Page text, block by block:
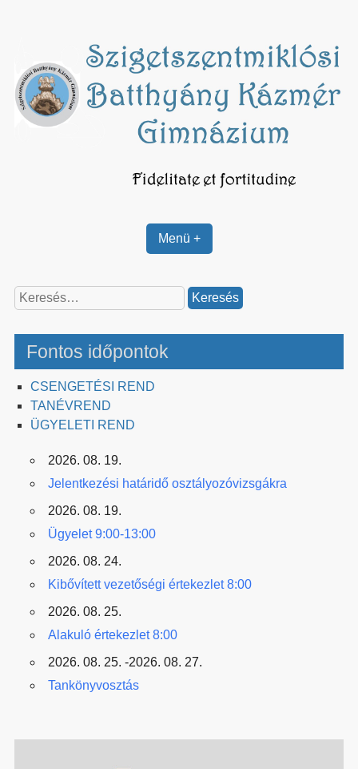
Menü +
Keresés:
Fontos időpontok
CSENGETÉSI REND
TANÉVREND
ÜGYELETI REND
2026. 08. 19.
Jelentkezési határidő osztályozóvizsgákra
2026. 08. 19.
Ügyelet 9:00-13:00
2026. 08. 24.
Kibővített vezetőségi értekezlet 8:00
2026. 08. 25.
Alakuló értekezlet 8:00
2026. 08. 25. -2026. 08. 27.
Tankönyvosztás